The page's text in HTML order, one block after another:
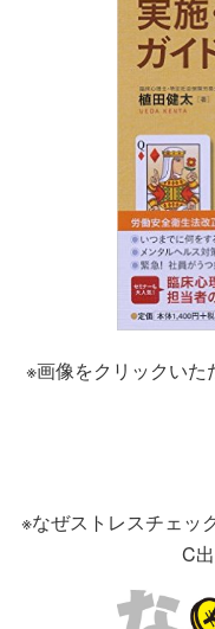
※画像をクリックい
※なぜストレスチェッ
C